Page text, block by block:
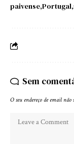
paivense Portugal
Sem
O seu endereço de email não